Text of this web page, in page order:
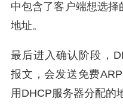
中包含了客户端想选
地址。
最后进入确认阶段，
报文，会发送免费
用DHCP服务器分配的